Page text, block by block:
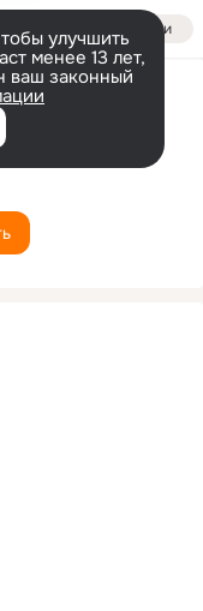
Войти
улучшить
менее 13 лет,
ваш законный